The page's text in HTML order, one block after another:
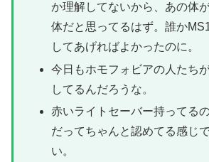
か理解してないから、あの体
体だと思ってるはず。誰か
してあげればよかったのに。
今日もホモフォビアの人たち
してるんだろうな。
赤いライトセーバー持ってる
だってちゃんと認めてる感じ
い。